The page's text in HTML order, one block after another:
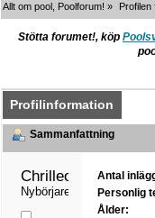
Allt om pool, Poolforum! » Profilen
Stötta forumet!, köp
Profilinformation
Sammanfattning
Nybörjare
Antal
Personlig
Ålder: